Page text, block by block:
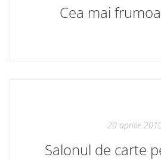
Cea mai
20 aprilie
Salonul de carte